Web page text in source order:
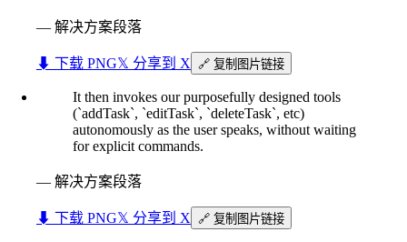
— 解决方案段落
⬇︎ 下载 PNG𝕏 分享到 X 🔗 复制图片链接
It then invokes our purposefully designed tools
(`addTask`, `editTask`, `deleteTask`, etc)
autonomously as the user speaks, without waiting
for explicit commands.
— 解决方案段落
⬇︎ 下载 PNG𝕏 分享到 X 🔗 复制图片链接